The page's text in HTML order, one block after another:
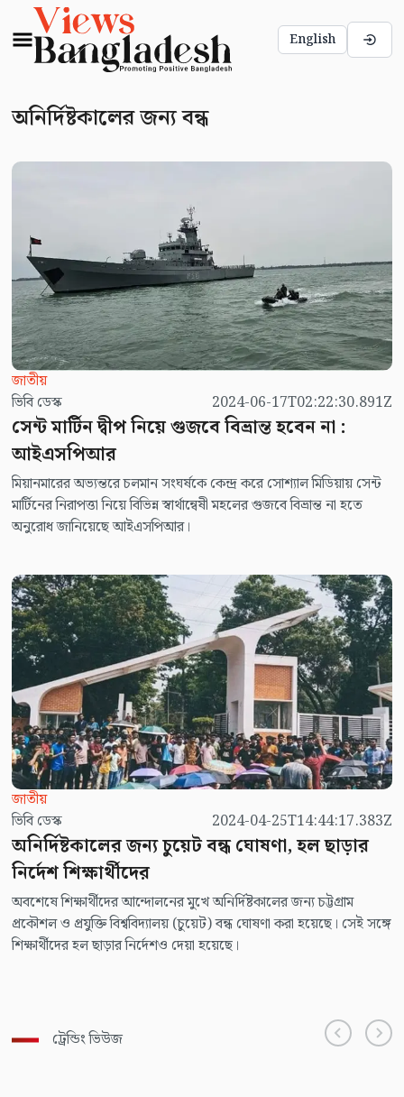
English
অনির্দিষ্টকালের জন্য বন্ধ
জাতীয়
ভিবি ডেস্ক
2024-06-17T02:22:30.891Z
সেন্ট মার্টিন দ্বীপ নিয়ে গুজবে বিভ্রান্ত হবেন না :
আইএসপিআর
মিয়ানমারের অভ্যন্তরে চলমান সংঘর্ষকে কেন্দ্র করে সোশ্যাল মিডিয়ায় সেন্ট
মার্টিনের নিরাপত্তা নিয়ে বিভিন্ন স্বার্থান্বেষী মহলের গুজবে বিভ্রান্ত না হতে
অনুরোধ জানিয়েছে আইএসপিআর।
জাতীয়
ভিবি ডেস্ক
2024-04-25T14:44:17.383Z
অনির্দিষ্টকালের জন্য চুয়েট বন্ধ ঘোষণা, হল ছাড়ার
নির্দেশ শিক্ষার্থীদের
অবশেষে শিক্ষার্থীদের আন্দোলনের মুখে অনির্দিষ্টকালের জন্য চট্টগ্রাম
প্রকৌশল ও প্রযুক্তি বিশ্ববিদ্যালয় (চুয়েট) বন্ধ ঘোষণা করা হয়েছে। সেই সঙ্গে
শিক্ষার্থীদের হল ছাড়ার নির্দেশও দেয়া হয়েছে।
ট্রেন্ডিং ভিউজ